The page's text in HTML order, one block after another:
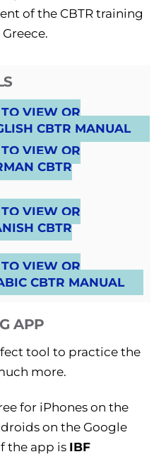
of the CBTR training
VIEW OR
CBTR MANUAL
VIEW OR
CBTR
VIEW OR
CBTR
VIEW OR
CBTR MANUAL
APP
tool to practice the
more.
for iPhones on the
on the Google
the app is IBF